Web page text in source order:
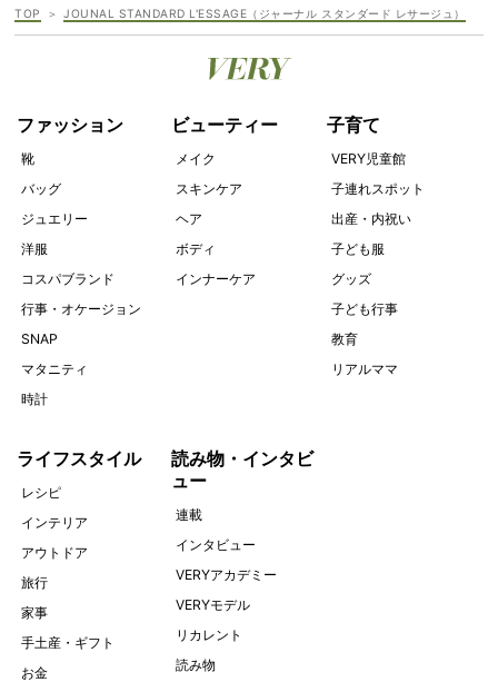
TOP JOUNAL STANDARD L'ESSAGE（ジャーナル スタンダード レサージュ）
ファッション
靴
バッグ
ジュエリー
洋服
コスパブランド
行事・オケージョン
SNAP
マタニティ
時計
ビューティー
メイク
スキンケア
ヘア
ボディ
インナーケア
子育て
VERY児童館
子連れスポット
出産・内祝い
子ども服
グッズ
子ども行事
教育
リアルママ
ライフスタイル
レシピ
インテリア
アウトドア
旅行
家事
手土産・ギフト
お金
読み物・インタビ
ュー
連載
インタビュー
VERYアカデミー
VERYモデル
リカレント
読み物